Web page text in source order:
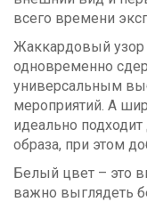
всего времени
Жаккардовый узор
одновременно
универсальным
мероприятий. А
идеально
образа, при этом
Белый цвет – это
важно выглядеть